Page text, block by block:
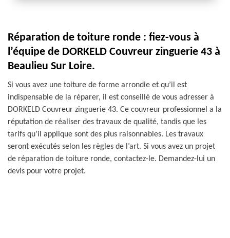
Réparation de toiture ronde : fiez-vous à
l’équipe de DORKELD Couvreur zinguerie 43 à
Beaulieu Sur Loire.
Si vous avez une toiture de forme arrondie et qu’il est
indispensable de la réparer, il est conseillé de vous adresser à
DORKELD Couvreur zinguerie 43. Ce couvreur professionnel a la
réputation de réaliser des travaux de qualité, tandis que les
tarifs qu’il applique sont des plus raisonnables. Les travaux
seront exécutés selon les règles de l’art. Si vous avez un projet
de réparation de toiture ronde, contactez-le. Demandez-lui un
devis pour votre projet.